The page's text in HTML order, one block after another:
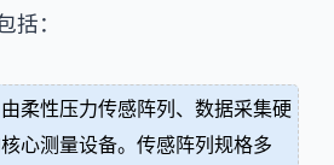
：
柔性压力传感阵列、数据采集硬
心测量设备。传感阵列规格多